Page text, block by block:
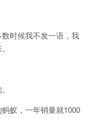
时候我不发一语，我
蚁，一年销量就1000